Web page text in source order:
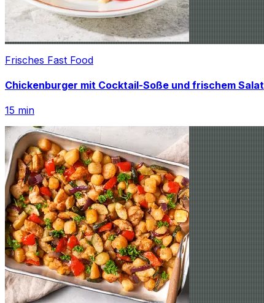
Frisches Fast Food
Chickenburger mit Cocktail-Soße und frischem Salat
15 min